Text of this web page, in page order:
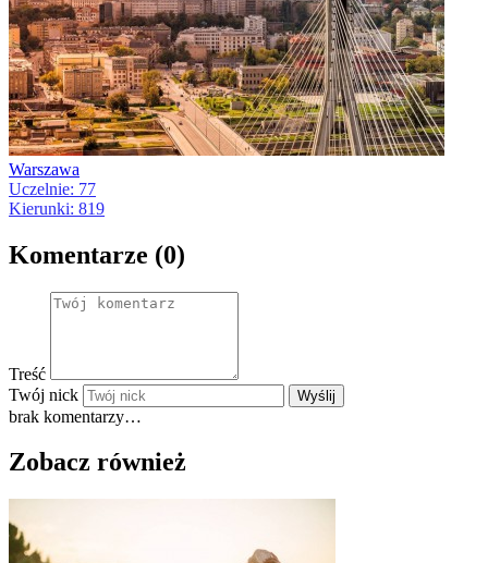
Warszawa
Uczelnie: 77
Kierunki: 819
Komentarze (0)
Treść
Twój nick
Wyślij
brak komentarzy…
Zobacz również